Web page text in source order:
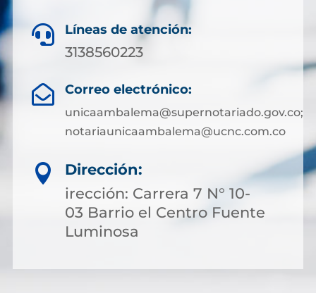
 Líneas de atención:
3138560223
 Correo electrónico:
unicaambalema@supernotariado.gov.co;
notariaunicaambalema@ucnc.com.co

Dirección:
irección: Carrera 7 N° 10-
03 Barrio el Centro Fuente
Luminosa